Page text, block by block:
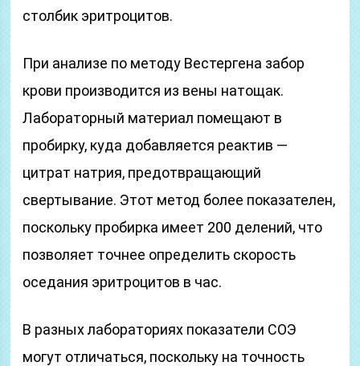
столбик эритроцитов.
При анализе по методу Вестергена забор
крови производится из вены натощак.
Лабораторный материал помещают в
пробирку, куда добавляется реактив —
цитрат натрия, предотвращающий
свертывание. Этот метод более показателен,
поскольку пробирка имеет 200 делений, что
позволяет точнее определить скорость
оседания эритроцитов в час.
В разных лабораториях показатели СОЭ
могут отличаться, поскольку на точность